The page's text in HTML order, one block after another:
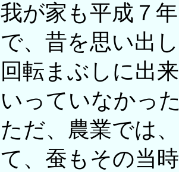
我が家も平成７
で、昔を思い出
回転まぶしに出
いっていなかっ
ただ、農業では
て、蚕もその当